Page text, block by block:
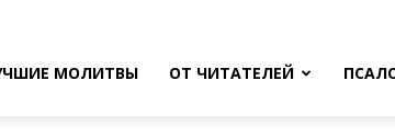
МОЛИТВЫ ОТ ЧИТАТЕЛЕЙ